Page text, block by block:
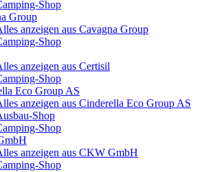
Shop
Group
anzeigen aus Cavagna Group
Shop
anzeigen aus Certisil
Shop
Eco Group AS
anzeigen aus Cinderella Eco Group AS
Shop
Shop
anzeigen aus CKW GmbH
Shop